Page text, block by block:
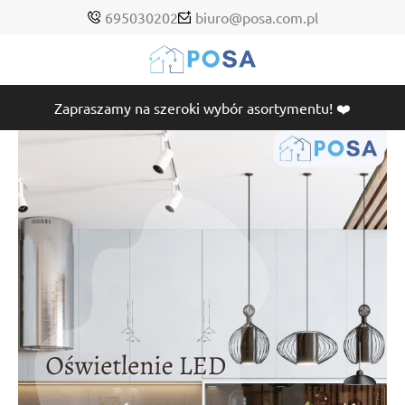
695030202 biuro@posa.com.pl
Zapraszamy na szeroki wybór asortymentu! ❤️